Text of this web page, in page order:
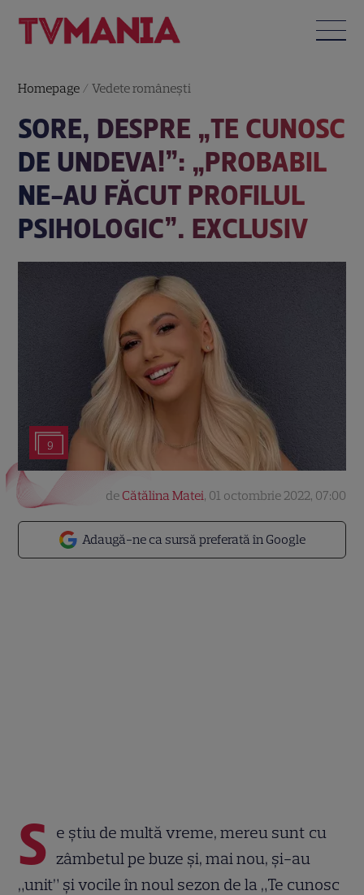
Homepage /Vedete româneşti
SORE, DESPRE „TE CUNOSC
DE UNDEVA!”: „PROBABIL
NE-AU FĂCUT PROFILUL
PSIHOLOGIC”. EXCLUSIV
9
Adaugă-ne ca sursă preferată în Google
de Cătălina Matei, 01 octombrie 2022, 07:00
S e știu de multă vreme, mereu sunt cu
zâmbetul pe buze și, mai nou, și-au
„unit” și vocile în noul sezon de la „Te cunosc